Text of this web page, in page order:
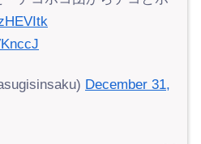
December 31,